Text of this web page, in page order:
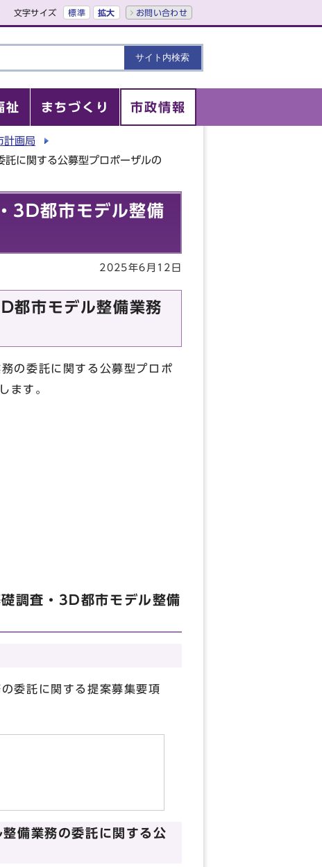
文字サイズ 標準 拡大 お問い合わせ
祉 まちづくり 市政情報
計画局
に関する公募型プロポーザルの
3D都市モデル整備
2025年6月12日
都市モデル整備業務
の委託に関する公募型プロポ
ます。
調査・3D都市モデル整備
委託に関する提案募集要項
備業務の委託に関する公